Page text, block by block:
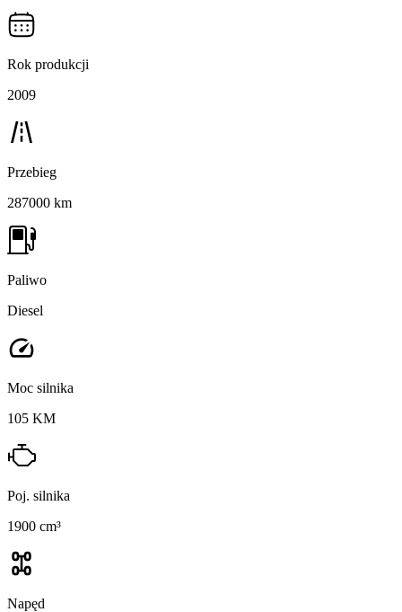
Rok produkcji
2009
Przebieg
287000 km
Paliwo
Diesel
Moc silnika
105 KM
Poj. silnika
1900 cm³
Napęd